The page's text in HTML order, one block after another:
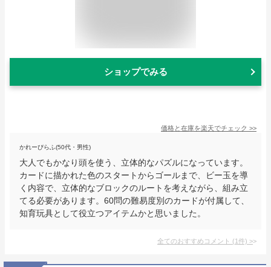
ショップでみる
価格と在庫を楽天でチェック >>
かれーぴらふ(50代・男性)
大人でもかなり頭を使う、立体的なパズルになっています。
カードに描かれた色のスタートからゴールまで、ビー玉を導
く内容で、立体的なブロックのルートを考えながら、組み立
てる必要があります。60問の難易度別のカードが付属して、
知育玩具として役立つアイテムかと思いました。
全てのおすすめコメント (1件) >